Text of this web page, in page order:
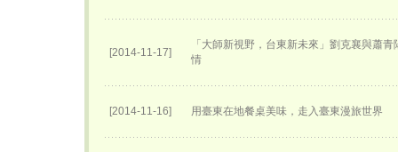
[2014-11-17]
「大師新視野，台東新未來」劉克襄與蕭
情
[2014-11-16] 用臺東在地餐桌美味，走入臺東漫旅世界